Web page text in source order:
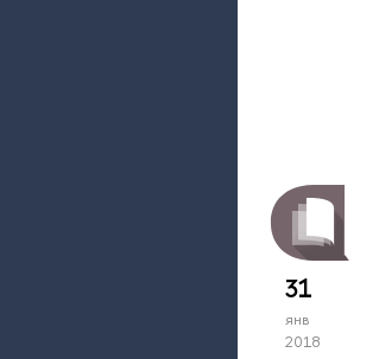
31
янв
2018